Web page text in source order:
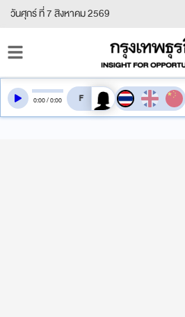
วันศุกร์ ที่ 7 สิงหาคม 2569
0:00/0:00 สลับเสียงอ่าน